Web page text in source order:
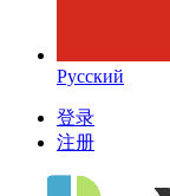
Русский
登录
注册